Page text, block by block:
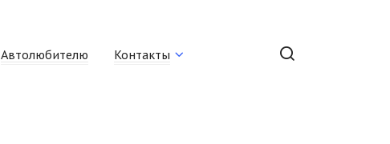
Автолюбителю Контакты